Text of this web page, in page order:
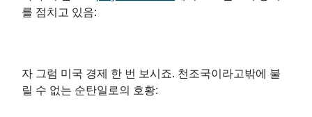
를 점치고 있음:
자 그럼 미국 경제 한 번 보시죠. 천조국이라고밖에 불
릴 수 없는 순탄일로의 호황: